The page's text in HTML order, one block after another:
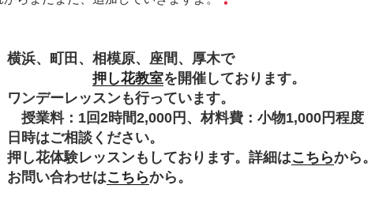
浜、町田、相模原、座間、厚木で
押し花教室を開催しております。
ンデーレッスンも行っています。
料：1回2時間2,000円、材料費：小物1,000円程度
時はご相談ください。
し花体験レッスンもしております。詳細はこちらから。
お問い合わせはこちらから。